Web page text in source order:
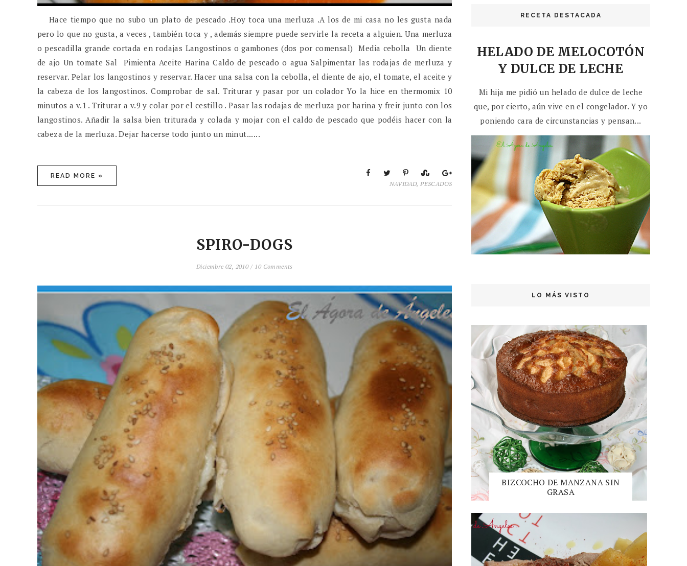
Hace tiempo que no subo un plato de pescado .Hoy toca una merluza .A los de mi casa no les gusta nada
pero lo que no gusta, a veces , también toca y , además siempre puede servirle la receta a alguien. Una merluza
o pescadilla grande cortada en rodajas Langostinos o gambones (dos por comensal) Media cebolla Un diente
de ajo Un tomate Sal Pimienta Aceite Harina Caldo de pescado o agua Salpimentar las rodajas de merluza y
reservar. Pelar los langostinos y reservar. Hacer una salsa con la cebolla, el diente de ajo, el tomate, el aceite y
la cabeza de los langostinos. Comprobar de sal. Triturar y pasar por un colador Yo la hice en thermomix 10
minutos a v.1 . Triturar a v.9 y colar por el cestillo . Pasar las rodajas de merluza por harina y freir junto con los
langostinos. Añadir la salsa bien triturada y colada y mojar con el caldo de pescado que podéis hacer con la
cabeza de la merluza. Dejar hacerse todo junto un minut......
READ MORE »
NAVIDAD, PESCADOS
SPIRO-DOGS
Diciembre 02, 2010 / 10 Comments
RECETA DESTACADA
HELADO DE MELOCOTÓN
Y DULCE DE LECHE
Mi hija me pidió un helado de dulce de leche
que, por cierto, aún vive en el congelador. Y yo
poniendo cara de circunstancias y pensan...
LO MÁS VISTO
BIZCOCHO DE MANZANA SIN
GRASA